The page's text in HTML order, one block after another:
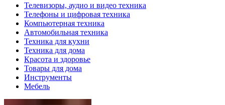
Телевизоры, аудио и видео техника
Телефоны и цифровая техника
Компьютерная техника
Автомобильная техника
Техника для кухни
Техника для дома
Красота и здоровье
Товары для дома
Инструменты
Мебель